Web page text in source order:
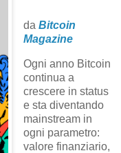
da Bitcoin
Magazine
Ogni anno Bitcoin
continua a
crescere in status
e sta diventando
mainstream in
ogni parametro:
valore finanziario,